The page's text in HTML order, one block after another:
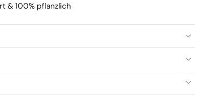
& 100% pflanzlich